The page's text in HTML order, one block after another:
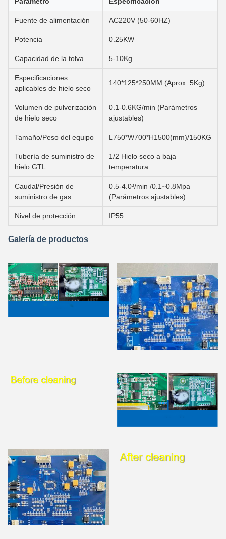
Fuente de alimentación AC220V (50-60HZ)
Potencia 0.25KW
Capacidad de la tolva 5-10Kg
Especificaciones
aplicables de hielo seco
140*125*250MM (Aprox. 5Kg)
Volumen de pulverización
de hielo seco
0.1-0.6KG/min (Parámetros
ajustables)
Tamaño/Peso del equipo L750*W700*H1500(mm)/150KG
Tubería de suministro de
hielo GTL
1/2 Hielo seco a baja
temperatura
Caudal/Presión de
suministro de gas
0.5-4.0³/min /0.1~0.8Mpa
(Parámetros ajustables)
Nivel de protección IP55
Galería de productos